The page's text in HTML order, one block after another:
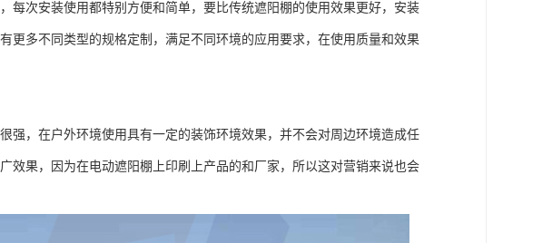
每次安装使用都特别方便和简单，要比传统遮阳棚的使用效果更好，安装
更多不同类型的规格定制，满足不同环境的应用要求，在使用质量和效果
强，在户外环境使用具有一定的装饰环境效果，并不会对周边环境造成任
效果，因为在电动遮阳棚上印刷上产品的和厂家，所以这对营销来说也会